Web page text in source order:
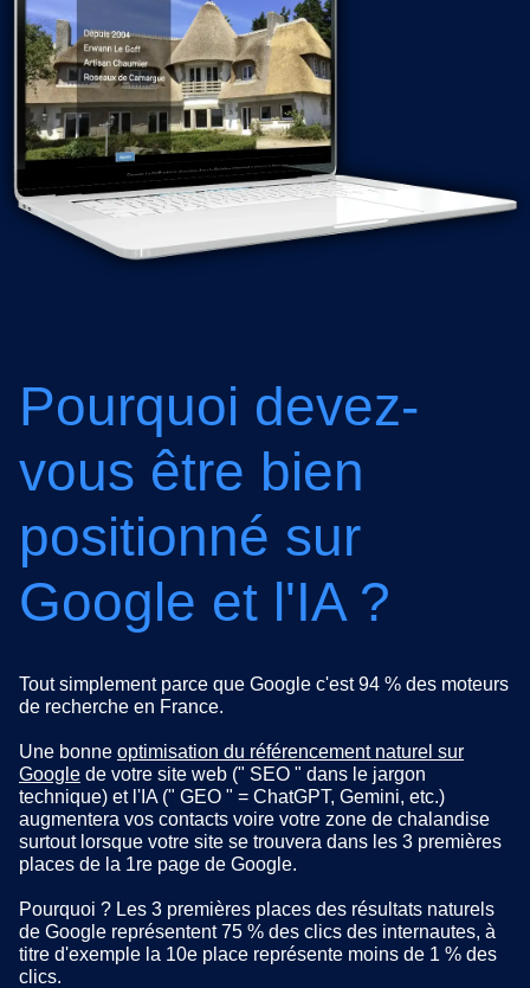
Pourquoi devez-
vous être bien
positionné sur
Google et l'IA ?
Tout simplement parce que Google c'est 94 % des moteurs
de recherche en France.
Une bonne optimisation du référencement naturel sur
Google de votre site web (" SEO " dans le jargon
technique) et l'IA (" GEO " = ChatGPT, Gemini, etc.)
augmentera vos contacts voire votre zone de chalandise
surtout lorsque votre site se trouvera dans les 3 premières
places de la 1re page de Google.
Pourquoi ? Les 3 premières places des résultats naturels
de Google représentent 75 % des clics des internautes, à
titre d'exemple la 10e place représente moins de 1 % des
clics.